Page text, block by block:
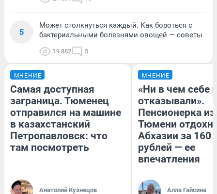
5
Может столкнуться каждый. Как бороться с
бактериальными болезнями овощей — советы
19 882 5
МНЕНИЕ
Самая доступная
заграница. Тюменец
отправился на машине
в казахстанский
Петропавловск: что
там посмотреть
Анатолий Кузнецов
МНЕНИЕ
«Ни в чем себе
отказывали».
Пенсионерка из
Тюмени
Абхазии за 160
рублей — ее
впечатления
Алла Гайсина